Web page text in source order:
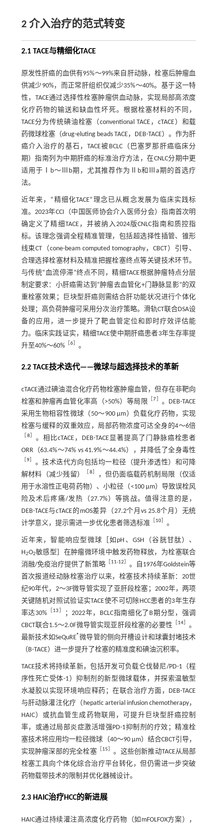
2 介入治疗的范式转变
2.1 TACE与精细化TACE
原发性肝癌的血供有95%～99%来自肝动脉，栓塞后肿瘤血
供减少90%，而正常肝组织仅减少35%～40%。基于这一特
性，TACE通过选择性栓塞肿瘤供血动脉，实现局部高浓度
化疗药物的输送和缺血性坏死。根据栓塞材料的不同，
TACE分为传统碘油栓塞（conventional TACE，cTACE）和载
药微球栓塞（drug-eluting beads TACE，DEB-TACE）。作为肝
癌介入治疗的基石，TACE被BCLC（巴塞罗那肝癌临床分
期）指南列为中期肝癌的标准治疗方法，在CNLC分期中更
适用于Ⅰb～Ⅲb期，尤其推荐作为Ⅱb和Ⅲa期的首选疗
法。
近年来，“精细化TACE”理念已从概念发展为临床实践标
准。2023年CCI（中国医师协会介入医师分会）指南首次明
确定义了精细TACE，并被纳入2024版CNLC指南和质控指
标。该理念强调全程精准管理，包括超选择性插管、锥形
线束CT（cone-beam computed tomography，CBCT）引导、
合理选择栓塞材料及精准把握栓塞终点等关键技术环节。
与传统“血流停滞”终点不同，精细TACE根据肿瘤特点分层
制定要求：小肝癌需达到“肿瘤去血管化+门静脉显影”的双
重栓塞效果；巨块型肝癌则需结合肝功能状况进行个体化
处理；高负荷肿瘤可采用分次治疗策略。滑轨CT联合DSA设
备的应用，进一步提升了靶血管定位和即时疗效评估能
力。临床实践证实，精细TACE使中期肝癌患者3年生存率提
升至40%～60% ［6］ 。
2.2 TACE技术迭代——微球与超选择技术的革新
cTACE通过碘油混合化疗药物栓塞肿瘤血管，但存在非靶向
栓塞和肿瘤再血管化率高（>50%）等局限 ［7］ 。DEB-TACE
采用生物相容性微球（50～900 μm）负载化疗药物，实现
栓塞与缓释的双重效应，局部药物浓度可达全身的4～6倍
［8］ 。相比cTACE，DEB-TACE显著提高了门静脉癌栓患者
ORR（63.4%～74% vs 41.9%～44.4%），并降低了全身毒性
［9］ 。技术迭代方向包括均一粒径（提升渗透性）和可降
解材料（减少残留）
［8］
，但仍面临载药机制局限（仅适
用于水溶性正电荷药物）、小粒径（<100 μm）导致误栓风
险及术后疼痛/发热（27.7%）等挑战。值得注意的是，
DEB-TACE与cTACE的mOS差异（27.2个月vs 25.8个月）无统
计学意义，提示需进一步优化患者筛选标准 ［10］ 。
近年来，智能响应型微球［如pH、GSH（谷胱甘肽）、
H2O2敏感型］在肿瘤微环境中触发药物释放，为栓塞联合
消融/免疫治疗提供了新策略 ［11-12］ 。自1976年Goldstein等
首次报道经动脉栓塞治疗以来，栓塞技术持续革新：20世
纪90年代，2～3F微导管实现了亚肝段栓塞；2002年，两项
关键随机对照试验证实TACE使不可切除HCC患者的3年生存
率达30% ［13］
；2022年，BCLC指南细化了B期分型，强调
CBCT联合1.5～2.0F微导管实现亚肝段栓塞的必要性 ［14］ 。
最新技术如SeQuRE®微导管的侧向开槽设计和球囊封堵技术
（B-TACE）进一步提升了栓塞的精准度和碘油沉积率。
TACE技术将持续革新，包括开发可负载仑伐替尼/PD-1（程
序性死亡受体-1）抑制剂的新型微球载体，并探索温敏型
水凝胶以实现环境响应释药；在联合治疗方面，DEB-TACE
与肝动脉灌注化疗（hepatic arterial infusion chemotherapy，
HAIC）或抗血管生成药物联用，可提升巨块型肝癌控制
率，或通过局部炎症激活增强PD-1抑制剂的疗效；精准栓
塞技术将应用均一粒径微球（40～90 μm）结合CBCT引导，
实现肿瘤深部的完全栓塞 ［15］ 。这些创新推动TACE从局部
栓塞工具向个体化综合治疗平台转化，但仍需进一步突破
药物载带技术的限制并优化器械设计。
2.3 HAIC治疗HCC的新进展
HAIC通过持续灌注高浓度化疗药物（如mFOLFOX方案），